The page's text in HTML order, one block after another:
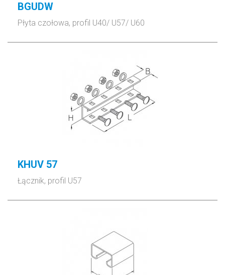
BGUDW
Płyta czołowa, profil U40/ U57/ U60
KHUV 57
Łącznik, profil U57